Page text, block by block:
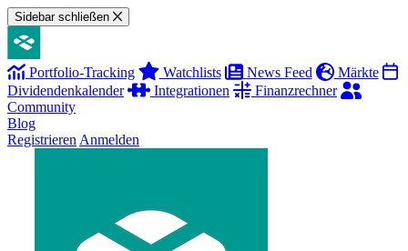
Sidebar schließen
Portfolio-Tracking Watchlists News Feed
Märkte
Dividendenkalender
Integrationen
Finanzrechner
Community
Blog
Registrieren Anmelden